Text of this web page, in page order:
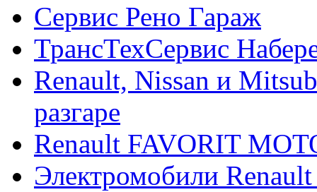
Сервис Рено Гараж
ТрансТехСервис
Renault, Nissan и
разгаре
Renault FAVORIT
Электромобили